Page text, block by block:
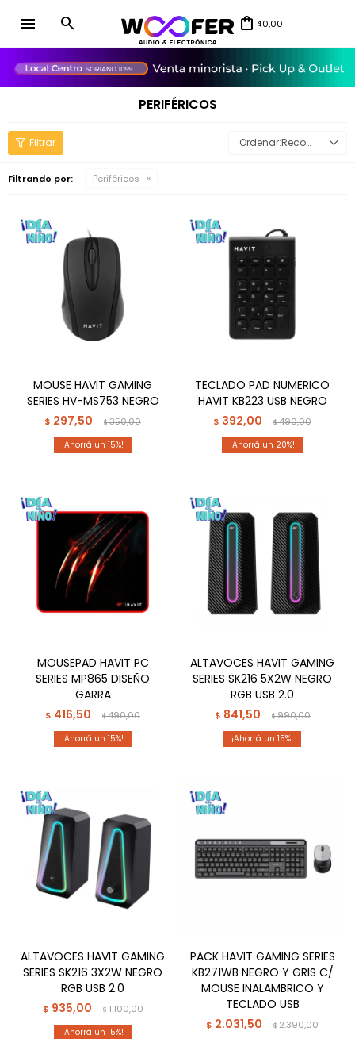
menu $0,00
PERIFÉRICOS
Recomendados
Filtrando por: Periféricos
MOUSE HAVIT GAMING
SERIES HV-MS753 NEGRO
$ 297,50 $350,00
15
TECLADO PAD NUMERICO
HAVIT KB223 USB NEGRO
$ 392,00 $490,00
20
MOUSEPAD HAVIT PC
SERIES MP865 DISEÑO
GARRA
$ 416,50 $490,00
15
ALTAVOCES HAVIT GAMING
SERIES SK216 5X2W NEGRO
RGB USB 2.0
$ 841,50 $990,00
15
ALTAVOCES HAVIT GAMING
SERIES SK216 3X2W NEGRO
RGB USB 2.0
$ 935,00 $1.100,00
15
PACK HAVIT GAMING SERIES
KB271WB NEGRO Y GRIS C/
MOUSE INALAMBRICO Y
TECLADO USB
$ 2.031,50 $2.390,00
close